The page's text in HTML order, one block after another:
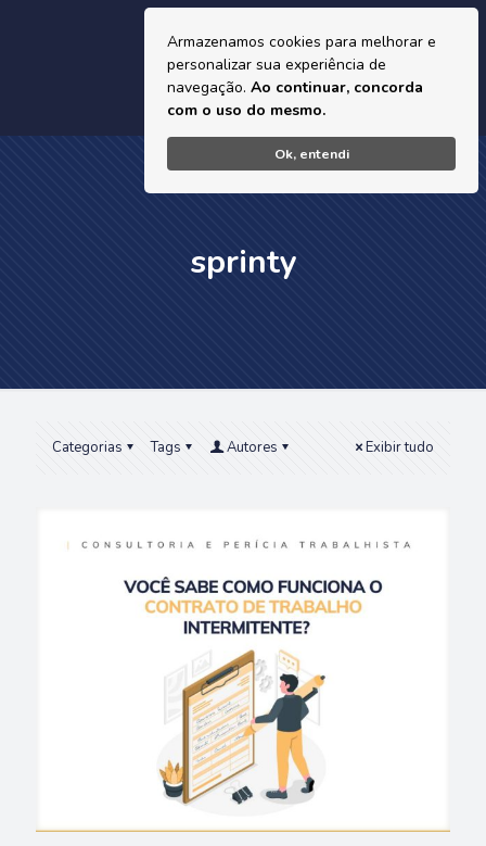
Armazenamos cookies para melhorar e
personalizar sua experiência de
navegação. Ao continuar, concorda
com o uso do mesmo.
Ok, entendi
sprinty
Categorias Tags Autores Exibir tudo